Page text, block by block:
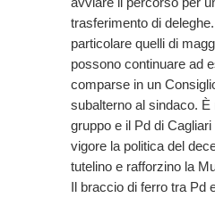
trasferimento di
particolare quelli di
possono continuare ad
comparse in un
subalterno al sindaco.
gruppo e il Pd di
vigore la politica del
tutelino e rafforzino la
Il braccio di ferro tra Pd